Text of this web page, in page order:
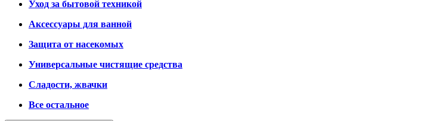
Уход за бытовой техникой
Аксессуары для ванной
Защита от насекомых
Универсальные чистящие средства
Сладости, жвачки
Все остальное